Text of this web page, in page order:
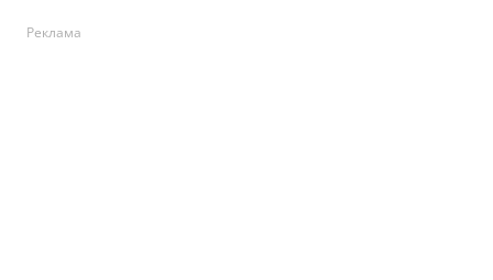
Реклама